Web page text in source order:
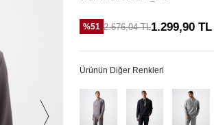
%51 2.676,04TL1.299,90 TL
Ürünün Diğer Renkleri